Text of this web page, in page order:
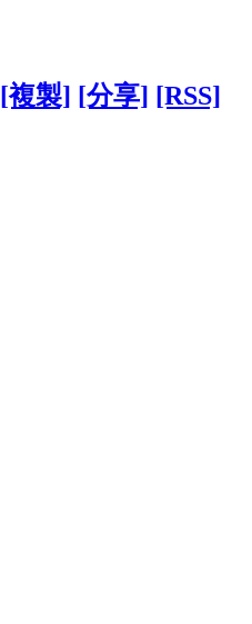
[複製] [分享] [RSS]